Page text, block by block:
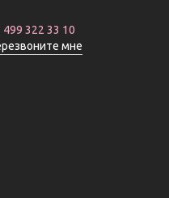
499 322 33 10
мне